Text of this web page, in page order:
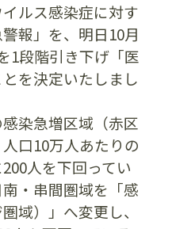
ルス感染症に対す
報」を、明日10月
1段階引き下げ「医
を決定いたしまし
染急増区域（赤区
口10万人あたりの
人を下回ってい
・串間圏域を「感
域）」へ変更し、